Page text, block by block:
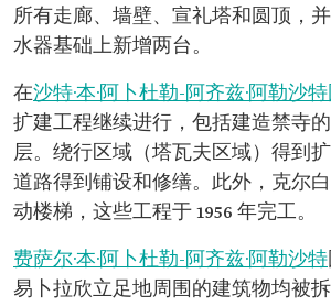
所有走廊、墙壁、宣礼塔和圆顶，
水器基础上新增两台。
在沙特·本·阿卜杜勒-阿齐兹·阿勒沙
扩建工程继续进行，包括建造禁寺
层。绕行区域（塔瓦夫区域）得到
道路得到铺设和修缮。此外，克尔
动楼梯，这些工程于 1956 年完工。
费萨尔·本·阿卜杜勒-阿齐兹·阿勒沙特
易卜拉欣立足地周围的建筑物均被